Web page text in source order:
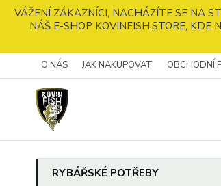
VÁŽENÍ ZÁKAZNÍCI, NACHÁZÍTE SE NA
NÁŠ E-SHOP KOVINFISH.STORE, KDE
O NÁS JAK NAKUPOVAT OBCHODNÍ
RYBÁŘSKÉ POTŘEBY